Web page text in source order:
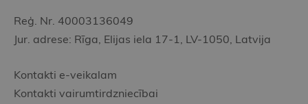
Reģ. Nr. 40003136049
Jur. adrese: Rīga, Elijas iela 17-1, LV-1050, Latvija
Kontakti e-veikalam
Kontakti vairumtirdzniecībai